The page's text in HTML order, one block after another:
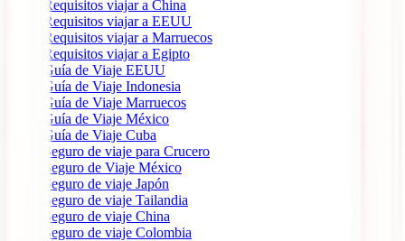
Requisitos viajar a China
Requisitos viajar a EEUU
Requisitos viajar a Marruecos
Requisitos viajar a Egipto
Guía de Viaje EEUU
Guía de Viaje Indonesia
Guía de Viaje Marruecos
Guía de Viaje México
Guía de Viaje Cuba
Seguro de viaje para Crucero
Seguro de Viaje México
Seguro de viaje Japón
Seguro de viaje Tailandia
Seguro de viaje China
Seguro de viaje Colombia